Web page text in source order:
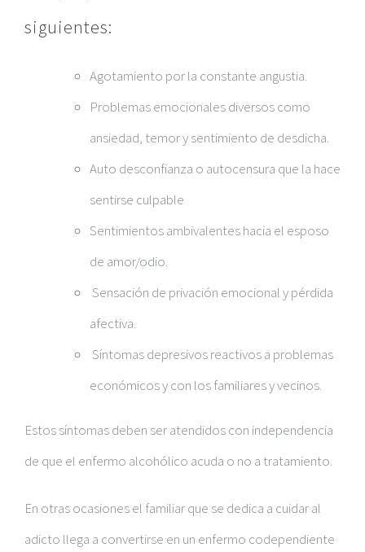
siguientes:
Agotamiento por la constante angustia.
Problemas emocionales diversos como
ansiedad, temor y sentimiento de desdicha.
Auto desconfianza o autocensura que la hace
sentirse culpable
Sentimientos ambivalentes hacia el esposo
de amor/odio.
Sensación de privación emocional y pérdida
afectiva.
Síntomas depresivos reactivos a problemas
económicos y con los familiares y vecinos.
Estos síntomas deben ser atendidos con independencia
de que el enfermo alcohólico acuda o no a tratamiento.
En otras ocasiones el familiar que se dedica a cuidar al
adicto llega a convertirse en un enfermo codependiente